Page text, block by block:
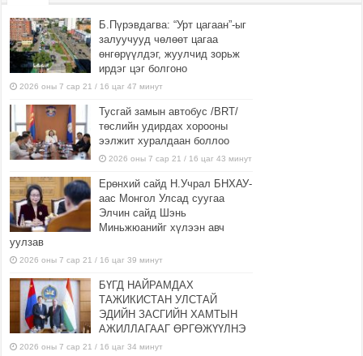
Б.Пүрэвдагва: “Урт цагаан”-ыг
залуучууд чөлөөт цагаа
өнгөрүүлдэг, жуулчид зорьж
ирдэг цэг болгоно
2026 оны 7 сар 21 / 16 цаг 47 минут
Тусгай замын автобус /BRT/
төслийн удирдах хорооны
ээлжит хуралдаан боллоо
2026 оны 7 сар 21 / 16 цаг 43 минут
Ерөнхий сайд Н.Учрал БНХАУ-
аас Монгол Улсад суугаа
Элчин сайд Шэнь
Миньжюанийг хүлээн авч
уулзав
2026 оны 7 сар 21 / 16 цаг 39 минут
БҮГД НАЙРАМДАХ
ТАЖИКИСТАН УЛСТАЙ
ЭДИЙН ЗАСГИЙН ХАМТЫН
АЖИЛЛАГААГ ӨРГӨЖҮҮЛНЭ
2026 оны 7 сар 21 / 16 цаг 34 минут